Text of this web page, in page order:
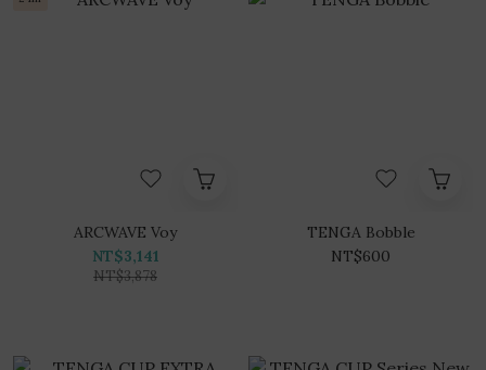
ARCWAVE Voy
NT$3,141
NT$3,878
TENGA Bobble
NT$600